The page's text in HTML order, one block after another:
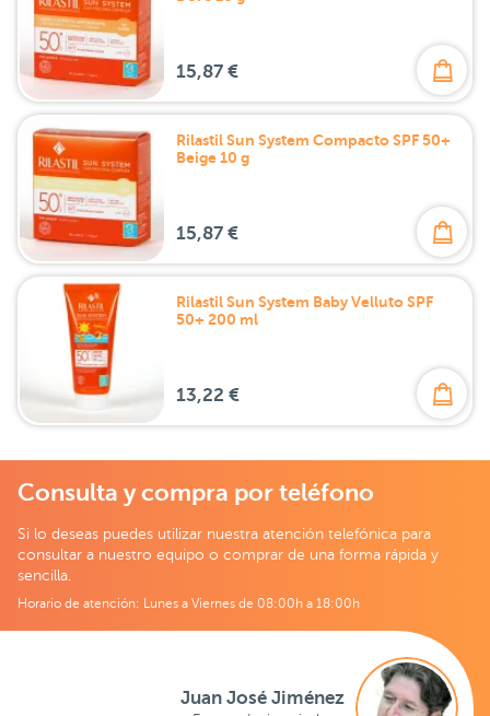
15,87 €
Rilastil Sun System Compacto SPF 50+
Beige 10 g
15,87 €
Rilastil Sun System Baby Velluto SPF
50+ 200 ml
13,22 €
Consulta y compra por teléfono
Si lo deseas puedes utilizar nuestra atención telefónica para
consultar a nuestro equipo o comprar de una forma rápida y
sencilla.
Horario de atención: Lunes a Viernes de 08:00h a 18:00h
Juan José Jiménez